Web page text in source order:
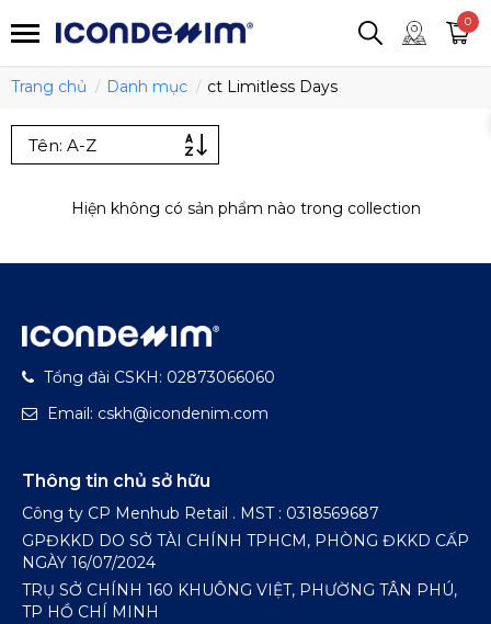
0
Trang chủ Danh mục ct Limitless Days
Hiện không có sản phẩm nào trong collection
Tổng đài CSKH: 02873066060
Email: cskh@icondenim.com
Thông tin chủ sở hữu
Công ty CP Menhub Retail . MST : 0318569687
GPĐKKD DO SỞ TÀI CHÍNH TPHCM, PHÒNG ĐKKD CẤP
NGÀY 16/07/2024
TRỤ SỞ CHÍNH 160 KHUÔNG VIỆT, PHƯỜNG TÂN PHÚ,
TP HỒ CHÍ MINH